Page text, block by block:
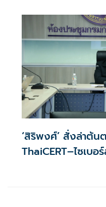
‘สิริพงศ์’ สั่งล่าต้
ThaiCERT–ไซเบ